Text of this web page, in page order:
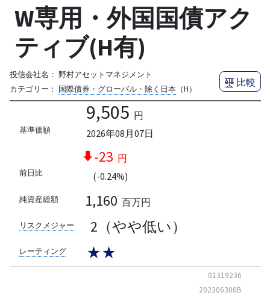
W専用・外国国債アク
ティブ(H有)
投信会社名： 野村アセットマネジメント
カテゴリー： 国際債券・グローバル・除く日本（H）
比較
基準価額
9,505 円
2026年08月07日
前日比
-23 円
(-0.24%)
純資産総額 1,160 百万円
リスクメジャー 2（やや低い）
レーティング ★★
01319236
202306300B